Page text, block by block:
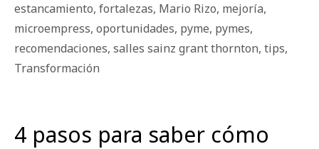
estancamiento, fortalezas, Mario Rizo, mejoría,
microempress, oportunidades, pyme, pymes,
recomendaciones, salles sainz grant thornton, tips,
Transformación
4 pasos para saber cómo